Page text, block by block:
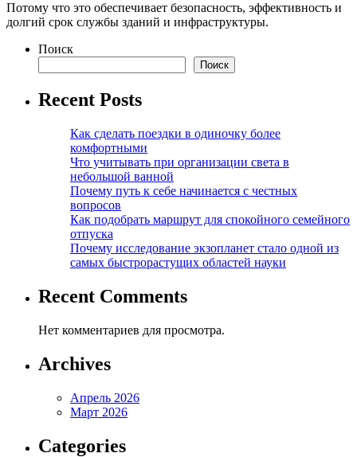
Потому что это обеспечивает безопасность, эффективность и
долгий срок службы зданий и инфраструктуры.
Поиск
Поиск
Recent Posts
Как сделать поездки в одиночку более
комфортными
Что учитывать при организации света в
небольшой ванной
Почему путь к себе начинается с честных
вопросов
Как подобрать маршрут для спокойного семейного
отпуска
Почему исследование экзопланет стало одной из
самых быстрорастущих областей науки
Recent Comments
Нет комментариев для просмотра.
Archives
Апрель 2026
Март 2026
Categories